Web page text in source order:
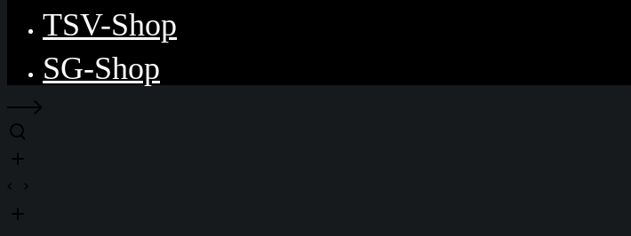
TSV-Shop
SG-Shop